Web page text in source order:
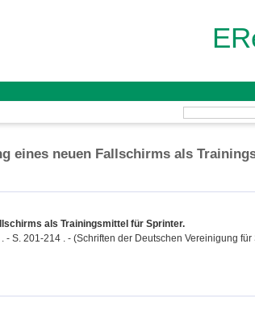
eines neuen Fallschirms als
als Trainingsmittel für Sprinter.
S. 201-214 . - (Schriften der Deutschen Vereinigung